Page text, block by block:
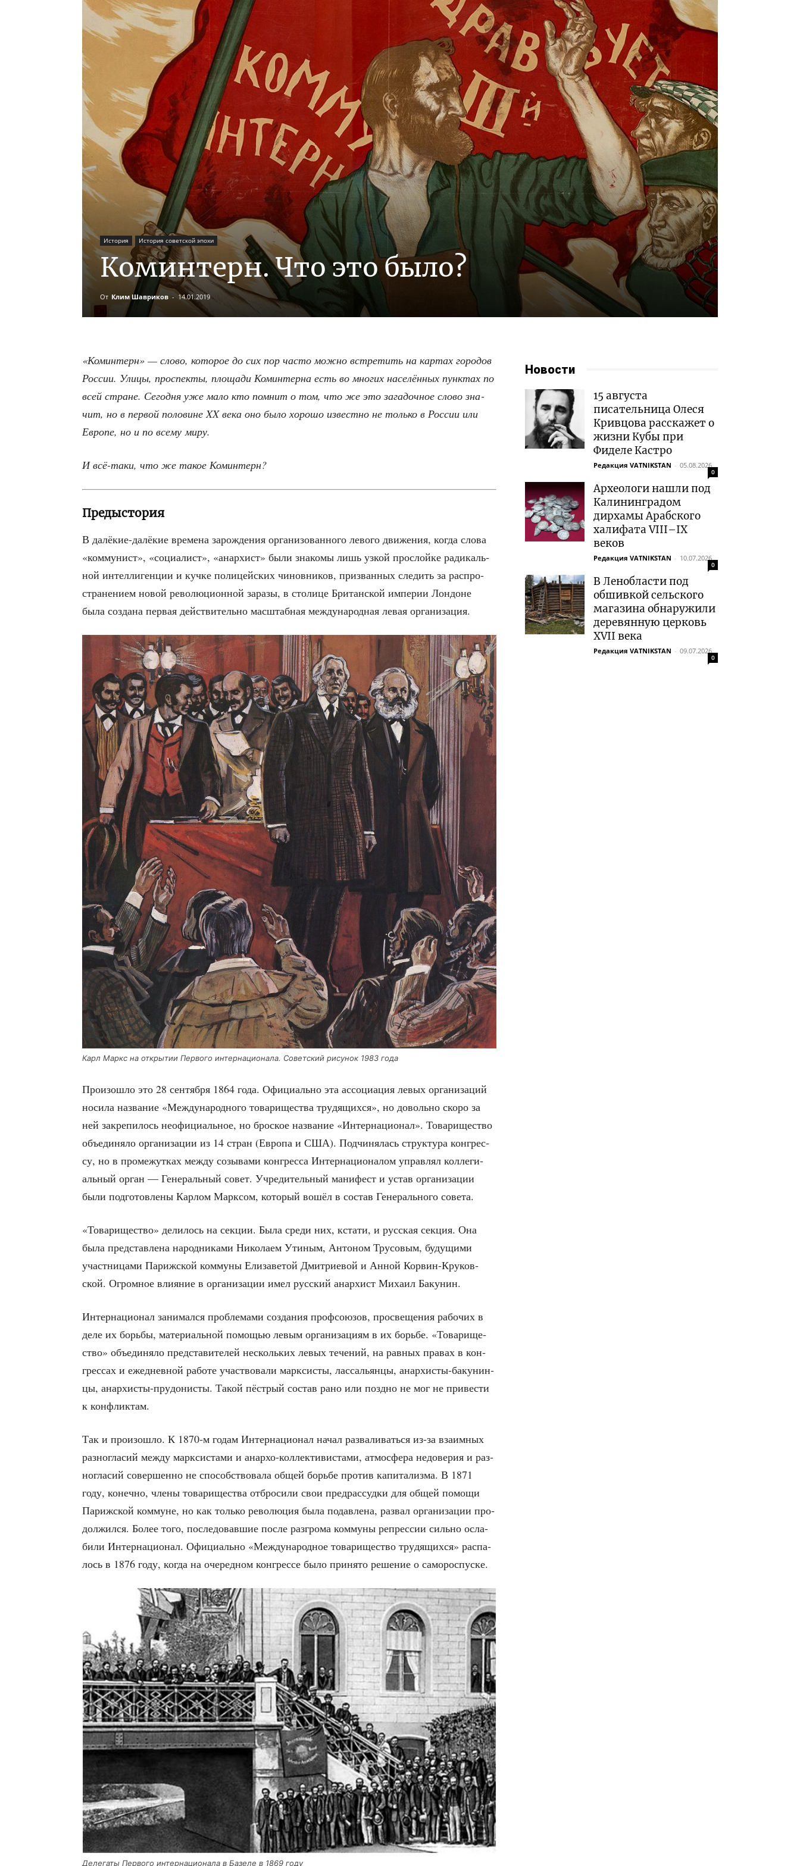
История История советской эпохи
Коминтерн. Что это было?
От Клим Шавриков - 14.01.2019
«Комин­терн» — сло­во, кото­рое до сих пор часто мож­но встре­тить на кар­тах горо­дов
Рос­сии. Ули­цы, про­спек­ты, пло­ща­ди Комин­тер­на есть во мно­гих насе­лён­ных пунк­тах по
всей стране. Сего­дня уже мало кто пом­нит о том, что же это зага­доч­ное сло­во зна­
чит, но в пер­вой поло­вине XX века оно было хоро­шо извест­но не толь­ко в Рос­сии или
Евро­пе, но и по все­му миру.
И всё-таки, что же такое Коминтерн?
Предыстория
В далё­кие-далё­кие вре­ме­на зарож­де­ния орга­ни­зо­ван­но­го лево­го дви­же­ния, когда сло­ва
«ком­му­нист», «соци­а­лист», «анар­хист» были зна­ко­мы лишь узкой про­слой­ке ради­каль­
ной интел­ли­ген­ции и куч­ке поли­цей­ских чинов­ни­ков, при­зван­ных сле­дить за рас­про­
стра­не­ни­ем новой рево­лю­ци­он­ной зара­зы, в сто­ли­це Бри­тан­ской импе­рии Лон­доне
была созда­на пер­вая дей­стви­тель­но мас­штаб­ная меж­ду­на­род­ная левая организация.
Карл Маркс на откры­тии Пер­во­го интер­на­ци­о­на­ла. Совет­ский рису­нок 1983 года
Про­изо­шло это 28 сен­тяб­ря 1864 года. Офи­ци­аль­но эта ассо­ци­а­ция левых орга­ни­за­ций
носи­ла назва­ние «Меж­ду­на­род­но­го това­ри­ще­ства тру­дя­щих­ся», но доволь­но ско­ро за
ней закре­пи­лось неофи­ци­аль­ное, но брос­кое назва­ние «Интер­на­ци­о­нал». Това­ри­ще­ство
объ­еди­ня­ло орга­ни­за­ции из 14 стран (Евро­па и США). Под­чи­ня­лась струк­ту­ра кон­грес­
су, но в про­ме­жут­ках меж­ду созы­ва­ми кон­грес­са Интер­на­ци­о­на­лом управ­лял кол­ле­ги­
аль­ный орган — Гене­раль­ный совет. Учре­ди­тель­ный мани­фест и устав орга­ни­за­ции
были под­го­тов­ле­ны Кар­лом Марк­сом, кото­рый вошёл в состав Гене­раль­но­го совета.
«Това­ри­ще­ство» дели­лось на сек­ции. Была сре­ди них, кста­ти, и рус­ская сек­ция. Она
была пред­став­ле­на народ­ни­ка­ми Нико­ла­ем Ути­ным, Анто­ном Тру­со­вым, буду­щи­ми
участ­ни­ца­ми Париж­ской ком­му­ны Ели­за­ве­той Дмит­ри­е­вой и Анной Кор­вин-Кру­ков­
ской. Огром­ное вли­я­ние в орга­ни­за­ции имел рус­ский анар­хист Миха­ил Бакунин.
Интер­на­ци­о­нал зани­мал­ся про­бле­ма­ми созда­ния проф­со­ю­зов, про­све­ще­ния рабо­чих в
деле их борь­бы, мате­ри­аль­ной помо­щью левым орга­ни­за­ци­ям в их борь­бе. «Това­ри­ще­
ство» объ­еди­ня­ло пред­ста­ви­те­лей несколь­ких левых тече­ний, на рав­ных пра­вах в кон­
грес­сах и еже­днев­ной рабо­те участ­во­ва­ли марк­си­сты, лас­са­льян­цы, анар­хи­сты-баку­нин­
цы, анар­хи­сты-пру­до­ни­сты. Такой пёст­рый состав рано или позд­но не мог не при­ве­сти
к конфликтам.
Так и про­изо­шло. К 1870‑м годам Интер­на­ци­о­нал начал раз­ва­ли­вать­ся из-за вза­им­ных
раз­но­гла­сий меж­ду марк­си­ста­ми и анар­хо-кол­лек­ти­ви­ста­ми, атмо­сфе­ра недо­ве­рия и раз­
но­гла­сий совер­шен­но не спо­соб­ство­ва­ла общей борь­бе про­тив капи­та­лиз­ма. В 1871
году, конеч­но, чле­ны това­ри­ще­ства отбро­си­ли свои пред­рас­суд­ки для общей помо­щи
Париж­ской ком­муне, но как толь­ко рево­лю­ция была подав­ле­на, раз­вал орга­ни­за­ции про­
дол­жил­ся. Более того, после­до­вав­шие после раз­гро­ма ком­му­ны репрес­сии силь­но осла­
би­ли Интер­на­ци­о­нал. Офи­ци­аль­но «Меж­ду­на­род­ное това­ри­ще­ство тру­дя­щих­ся» рас­па­
лось в 1876 году, когда на оче­ред­ном кон­грес­се было при­ня­то реше­ние о самороспуске.
Деле­га­ты Пер­во­го интер­на­ци­о­на­ла в Базе­ле в 1869 году
Новости
15 августа
писательница Олеся
Кривцова расскажет о
жизни Кубы при
Фиделе Кастро
Редакция VATNIKSTAN - 05.08.2026
0
Археологи нашли под
Калининградом
дирхамы Арабского
халифата VIII–IX
веков
Редакция VATNIKSTAN - 10.07.2026
0
В Ленобласти под
обшивкой сельского
магазина обнаружили
деревянную церковь
XVII века
Редакция VATNIKSTAN - 09.07.2026
0